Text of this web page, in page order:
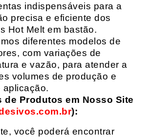
indispensáveis para a
precisa e eficiente dos
Hot Melt em bastão.
diferentes modelos de
com variações de
e vazão, para atender a
volumes de produção e
aplicação.
de Produtos em Nosso Site
):
você poderá encontrar